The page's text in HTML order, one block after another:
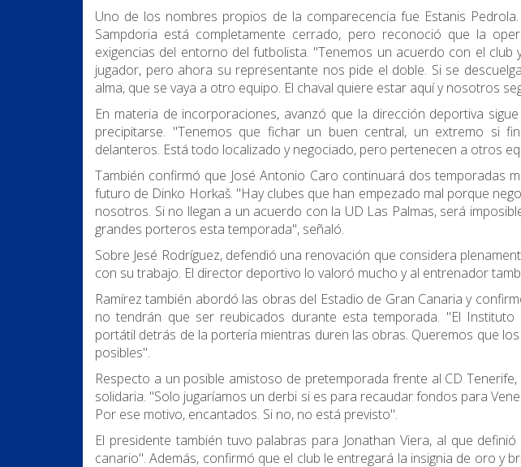
Uno de los nombres propios de la comparecencia fue Estanis
Sampdoria está completamente cerrado, pero reconoció que la
exigencias del entorno del futbolista. "Tenemos un acuerdo con el
jugador, pero ahora su representante nos pide el doble. Si se
alma, que se vaya a otro equipo. El chaval quiere estar aquí y nosotros
En materia de incorporaciones, avanzó que la dirección deportiva
precipitarse. "Tenemos que fichar un buen central, un extremo si
delanteros. Está todo localizado y negociado, pero pertenecen a otros
También confirmó que José Antonio Caro continuará dos temporadas
futuro de Dinko Horkaš. "Hay clubes que han empezado mal porque
nosotros. Si no llegan a un acuerdo con la UD Las Palmas, será
grandes porteros esta temporada", señaló.
Sobre Jesé Rodríguez, defendió una renovación que considera
con su trabajo. El director deportivo lo valoró mucho y al entrenador
Ramírez también abordó las obras del Estadio de Gran Canaria y
no tendrán que ser reubicados durante esta temporada. "El
portátil detrás de la portería mientras duren las obras. Queremos que
posibles".
Respecto a un posible amistoso de pretemporada frente al CD
solidaria. "Solo jugaríamos un derbi si es para recaudar fondos para
Por ese motivo, encantados. Si no, no está previsto".
El presidente también tuvo palabras para Jonathan Viera, al que
canario". Además, confirmó que el club le entregará la insignia de oro y